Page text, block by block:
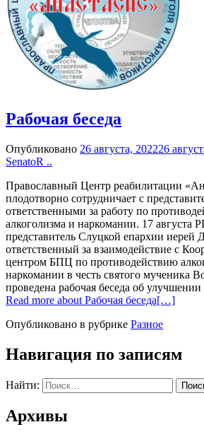
Рабочая беседа
Опубликовано 26 августа, 202226
SenatoR ..
Православный Центр реабилитации
плодотворно сотрудничает с
ответственными за работу по
алкоголизма и наркомании. 17 августа
представитель Слуцкой епархии
ответственный за взаимодействие с
центром БПЦ по противодействию
наркомании в честь святого мученика
проведена рабочая беседа об
Read more about Рабочая беседа[…]
Опубликовано в рубрике Разное
Навигация по записям
Найти:
Архивы